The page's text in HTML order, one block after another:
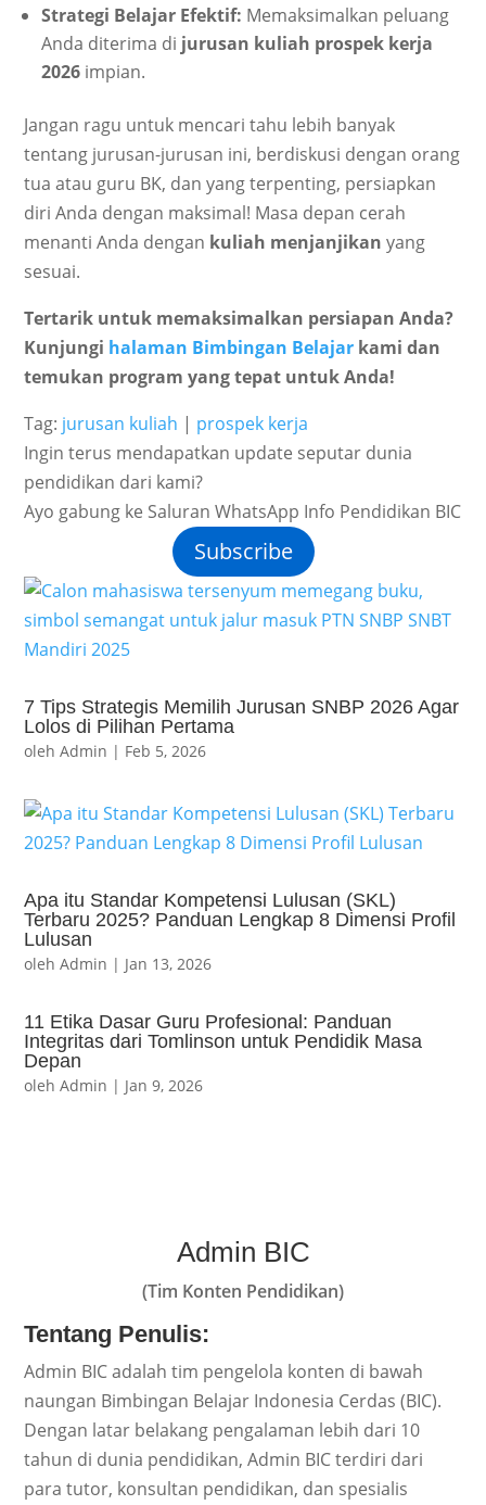
Strategi Belajar Efektif: Memaksimalkan peluang
Anda diterima di jurusan kuliah prospek kerja
2026 impian.
Jangan ragu untuk mencari tahu lebih banyak
tentang jurusan-jurusan ini, berdiskusi dengan orang
tua atau guru BK, dan yang terpenting, persiapkan
diri Anda dengan maksimal! Masa depan cerah
menanti Anda dengan kuliah menjanjikan yang
sesuai.
Tertarik untuk memaksimalkan persiapan Anda?
Kunjungi halaman Bimbingan Belajar kami dan
temukan program yang tepat untuk Anda!
Tag: jurusan kuliah | prospek kerja
Ingin terus mendapatkan update seputar dunia
pendidikan dari kami?
Ayo gabung ke Saluran WhatsApp Info Pendidikan BIC
Subscribe
7 Tips Strategis Memilih Jurusan SNBP 2026 Agar
Lolos di Pilihan Pertama
olehAdmin | Feb 5, 2026
Apa itu Standar Kompetensi Lulusan (SKL)
Terbaru 2025? Panduan Lengkap 8 Dimensi Profil
Lulusan
olehAdmin | Jan 13, 2026
11 Etika Dasar Guru Profesional: Panduan
Integritas dari Tomlinson untuk Pendidik Masa
Depan
olehAdmin | Jan 9, 2026
Admin BIC
(Tim Konten Pendidikan)
Tentang Penulis:
Admin BIC adalah tim pengelola konten di bawah
naungan Bimbingan Belajar Indonesia Cerdas (BIC).
Dengan latar belakang pengalaman lebih dari 10
tahun di dunia pendidikan, Admin BIC terdiri dari
para tutor, konsultan pendidikan, dan spesialis